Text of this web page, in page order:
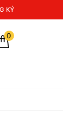
KÝ
0